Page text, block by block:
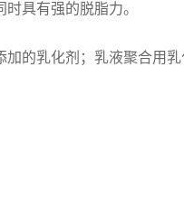
具有强的脱脂力。
的乳化剂；乳液聚合用